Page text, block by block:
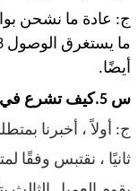
أيضًا.
س 5.كيف تشرع في طلب ضوء LED؟
ج: أولاً ، أخبرنا
ثانيًا ، نقتبس وفقًا